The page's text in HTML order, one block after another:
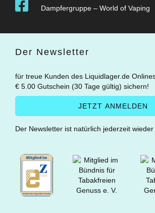
Dampfergruppe – World of Vaping
Der Newsletter
für treue Kunden des Liquidlager.de
€ 5.00 Gutschein (30 Tage gültig) sichern!
Der Newsletter ist natürlich jederzeit